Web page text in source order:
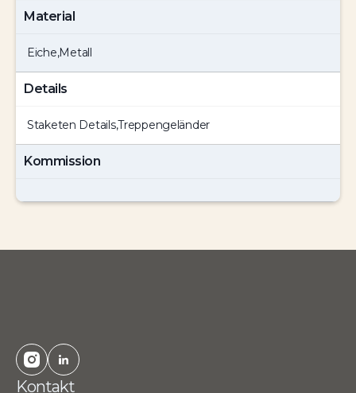
Material
Eiche,Metall
Details
Staketen Details,Treppengeländer
Kommission
Kontakt